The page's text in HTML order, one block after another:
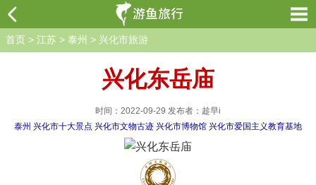
首页 > 江苏 > 泰州 > 兴化市旅游
兴化东岳庙
时间：2022-09-29 发布者：趁早i
泰州 兴化市十大景点 兴化市文物古迹 兴化市博物馆 兴化市爱国主义教育基地